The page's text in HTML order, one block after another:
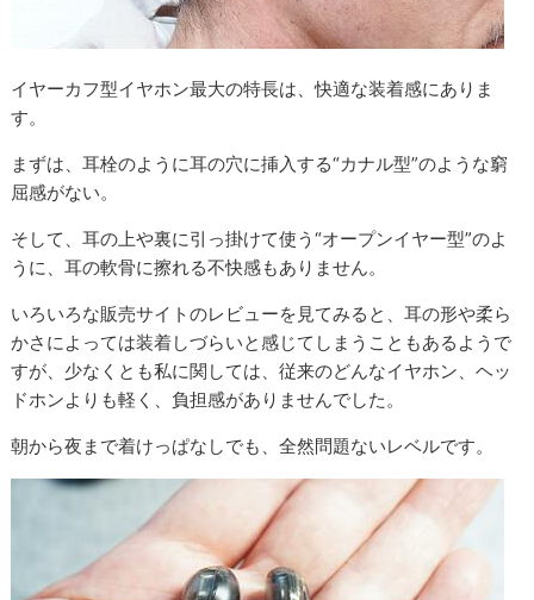
イヤーカフ型イヤホン最大の特長は、快適な装着感にありま
す。
まずは、耳栓のように耳の穴に挿入する“カナル型”のような窮
屈感がない。
そして、耳の上や裏に引っ掛けて使う“オープンイヤー型”のよ
うに、耳の軟骨に擦れる不快感もありません。
いろいろな販売サイトのレビューを見てみると、耳の形や柔ら
かさによっては装着しづらいと感じてしまうこともあるようで
すが、少なくとも私に関しては、従来のどんなイヤホン、ヘッ
ドホンよりも軽く、負担感がありませんでした。
朝から夜まで着けっぱなしでも、全然問題ないレベルです。